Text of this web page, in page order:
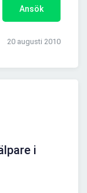
Ansök
20 augusti 2010
i